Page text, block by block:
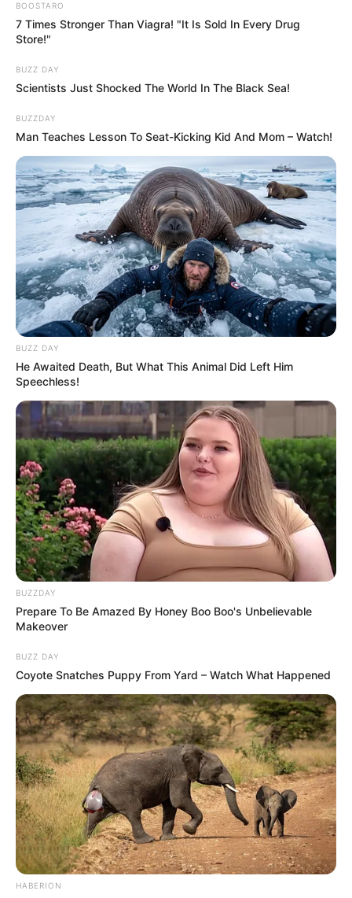
BOOSTARO
7 Times Stronger Than Viagra! "It Is Sold In Every Drug
Store!"
BUZZ DAY
Scientists Just Shocked The World In The Black Sea!
BUZZDAY
Man Teaches Lesson To Seat-Kicking Kid And Mom – Watch!
BUZZ DAY
He Awaited Death, But What This Animal Did Left Him
Speechless!
BUZZDAY
Prepare To Be Amazed By Honey Boo Boo's Unbelievable
Makeover
BUZZ DAY
Coyote Snatches Puppy From Yard – Watch What Happened
HABERION